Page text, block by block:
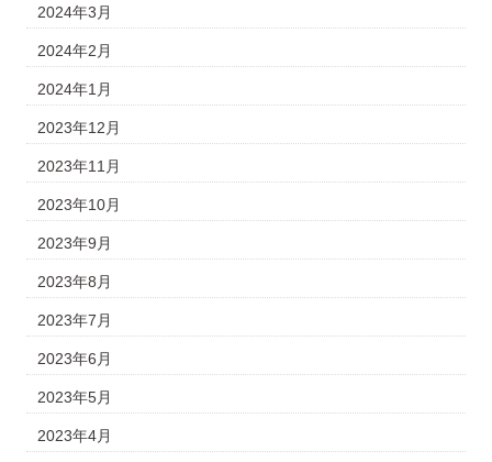
2024年3月
2024年2月
2024年1月
2023年12月
2023年11月
2023年10月
2023年9月
2023年8月
2023年7月
2023年6月
2023年5月
2023年4月